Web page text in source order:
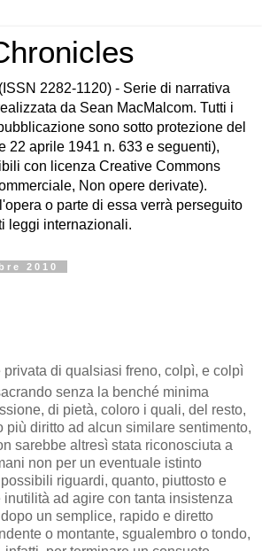
2282-1120) - Serie di narrativa
da Sean MacMalcom. Tutti i
sono sotto protezione del
22 aprile 1941 n. 633 e seguenti),
con licenza Creative Commons
Non opere derivate).
o parte di essa verrà perseguito
leggi internazionali.
2010
di qualsiasi freno, colpì, e colpì
senza la benché minima
di pietà, coloro i quali, del resto,
più diritto ad alcun similare sentimento,
sarebbe altresì stata riconosciuta a
non per un eventuale istinto
riguardi, quanto, piuttosto e
ad agire con tanta insistenza
un semplice, rapido e diretto
o montante, sgualembro o tondo,